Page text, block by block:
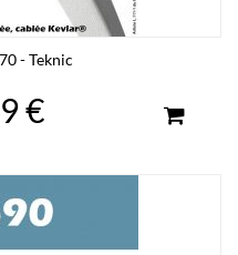
- Teknic
€